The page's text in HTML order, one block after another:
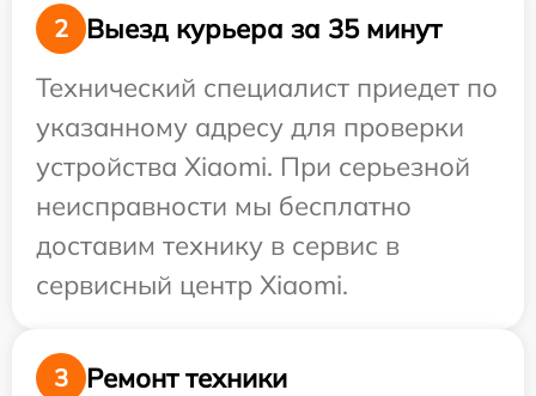
2
Выезд курьера за 35 минут
Технический специалист приедет по
указанному адресу для проверки
устройства Xiaomi. При серьезной
неисправности мы бесплатно
доставим технику в сервис в
сервисный центр Xiaomi.
3
Ремонт техники